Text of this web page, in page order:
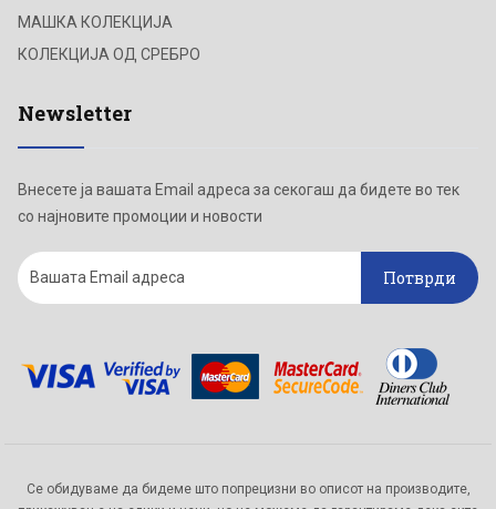
МАШКА КОЛЕКЦИЈА
КОЛЕКЦИЈА ОД СРЕБРО
Newsletter
Внесете ја вашата Email адреса за секогаш да бидете во тек
со најновите промоции и новости
Потврди
Се обидуваме да бидеме што попрецизни во описот на производите,